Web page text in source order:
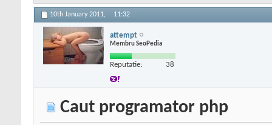
10th January 2011, 11:32
attempt
Membru SeoPedia
Reputatie: 38
Caut programator php